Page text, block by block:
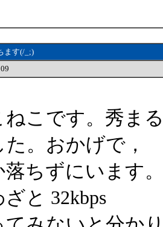
ます(/_;)
こです。秀ま
。おかげで，
落ちずにいます
と 32kbps